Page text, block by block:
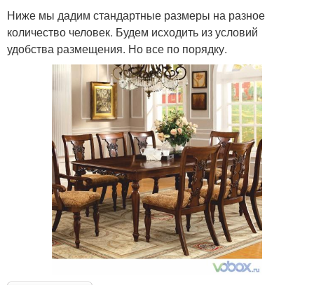
Ниже мы дадим стандартные размеры на разное
количество человек. Будем исходить из условий
удобства размещения. Но все по порядку.